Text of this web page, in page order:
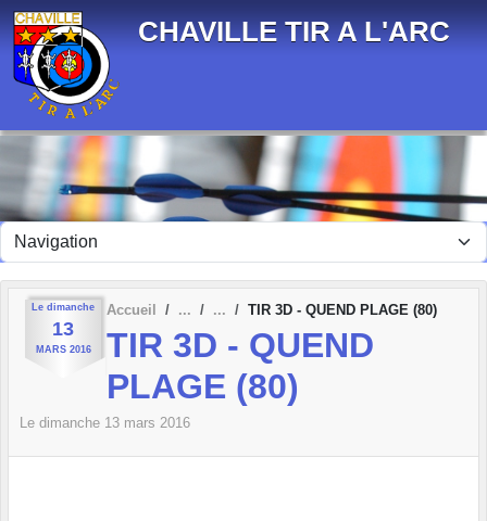
CHAVILLE TIR A L'ARC
Le dimanche
13
MARS 2016
Accueil TIR 3D - QUEND PLAGE (80)
TIR 3D - QUEND
PLAGE (80)
Le dimanche 13 mars 2016
Panneau de gestion des cookies